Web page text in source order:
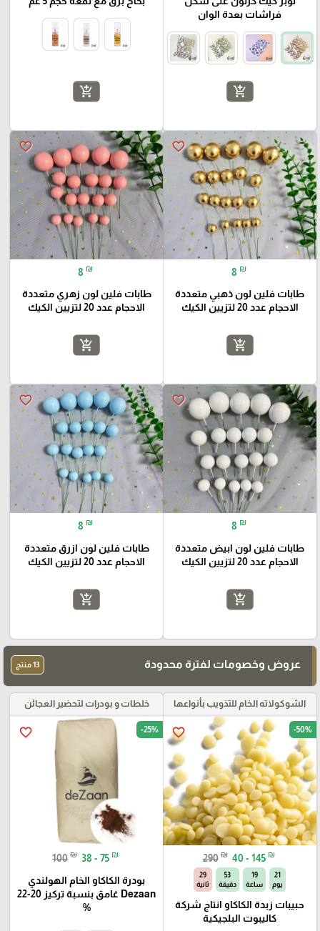
فراشات بعدة الوان
add_shopping_cart
add_shopping_cart
favorite_border
8 ₪
طابات فلين لون ذهبي متعددة
الاحجام عدد 20 لتزيين الكيك
add_shopping_cart
favorite_border
8 ₪
طابات فلين لون زهري متعددة
الاحجام عدد 20 لتزيين الكيك
add_shopping_cart
favorite_border
8 ₪
طابات فلين لون ابيض متعددة
الاحجام عدد 20 لتزيين الكيك
add_shopping_cart
favorite_border
8 ₪
طابات فلين لون ازرق متعددة
الاحجام عدد 20 لتزيين الكيك
add_shopping_cart
عروض وخصومات لفترة محدودة 13 منتج
الشوكولاته الخام للتذويب بأنواعها
favorite_border -50%
290 ₪ 40 - 145 ₪
21
يوم
19
ساعة
53
دقيقة
28
ثانية
حبيبات زبدة الكاكاو انتاج شركة
كاليبوت البلجيكية
خلطات و بودرات لتحضير العجائن
favorite_border -25%
100 ₪ 38 - 75 ₪
بودرة الكاكاو الخام الهولندي
Dezaan غامق بنسبة تركيز 20-22
%